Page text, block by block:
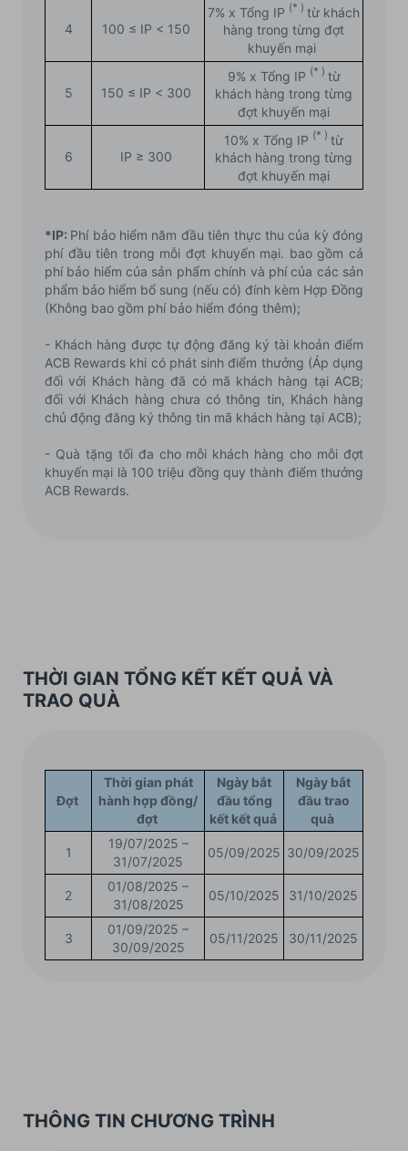
4 100 ≤ IP < 150
7% x Tổng IP (* ) từ khách
hàng trong từng đợt
khuyến mại
5 150 ≤ IP < 300
9% x Tổng IP (* ) từ
khách hàng trong từng
đợt khuyến mại
6 IP ≥ 300
10% x Tổng IP (* ) từ
khách hàng trong từng
đợt khuyến mại
*IP: Phí bảo hiểm năm đầu tiên thực thu của kỳ đóng
phí đầu tiên trong mỗi đợt khuyến mại. bao gồm cả
phí bảo hiểm của sản phẩm chính và phí của các sản
phẩm bảo hiểm bổ sung (nếu có) đính kèm Hợp Đồng
(Không bao gồm phí bảo hiểm đóng thêm);
- Khách hàng được tự động đăng ký tài khoản điểm
ACB Rewards khi có phát sinh điểm thưởng (Áp dụng
đối với Khách hàng đã có mã khách hàng tại ACB;
đối với Khách hàng chưa có thông tin, Khách hàng
chủ động đăng ký thông tin mã khách hàng tại ACB);
- Quà tặng tối đa cho mỗi khách hàng cho mỗi đợt
khuyến mại là 100 triệu đồng quy thành điểm thưởng
ACB Rewards.
THỜI GIAN TỔNG KẾT KẾT QUẢ VÀ
TRAO QUÀ
Đợt
Thời gian phát
hành hợp đồng/
đợt
Ngày bắt
đầu tổng
kết kết quả
Ngày bắt
đầu trao
quà
1
19/07/2025 –
31/07/2025
05/09/2025 30/09/2025
2
01/08/2025 –
31/08/2025
05/10/2025 31/10/2025
3
01/09/2025 –
30/09/2025
05/11/2025 30/11/2025
THÔNG TIN CHƯƠNG TRÌNH